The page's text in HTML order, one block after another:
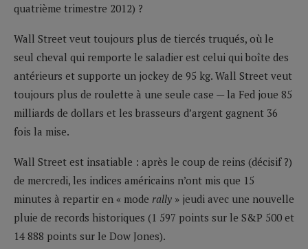
quatrième trimestre 2012) ?
Wall Street veut toujours plus de tiercés truqués, où le
seul cheval qui remporte le saladier est celui qui boîte des
antérieurs et supporte un jockey de 95 kg. Wall Street veut
toujours plus de roulette à une seule case — la Fed joue 85
milliards de dollars et les brasseurs d’argent gagnent 36
fois la mise.
Wall Street est insatiable : après le coup de reins (décisif ?)
de mercredi, les indices américains n’ont mis que 15
minutes à repartir en « mode rally » jeudi avec une nouvelle
pluie de records historiques (1 597 points sur le S&P 500 et
14 888 points sur le Dow Jones).